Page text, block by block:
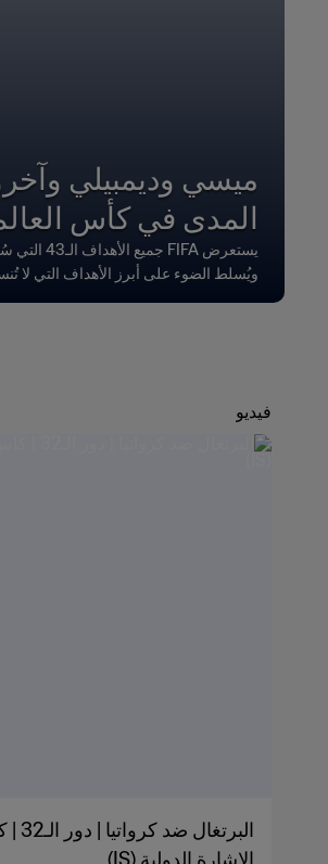
ميسي وديمبيلي
المدى في كأس العالم
ويُسلط الضوء على أبرز الأهداف التي لا
فيديو